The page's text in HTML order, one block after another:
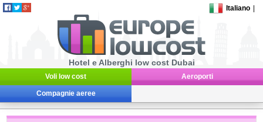
Italiano
Hotel e Alberghi low cost Dubai
Voli low cost Aeroporti
Compagnie aeree